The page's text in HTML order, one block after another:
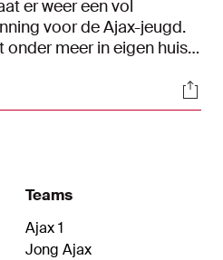
er weer een vol
voor de Ajax-jeugd.
onder meer in eigen huis
Wat deze
voor de competitie, lees
Teams
Ajax 1
Jong Ajax